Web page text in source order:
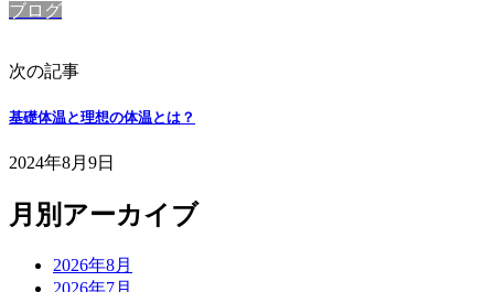
ブログ
次の記事
基礎体温と理想の体温とは？
2024年8月9日
月別アーカイブ
2026年8月